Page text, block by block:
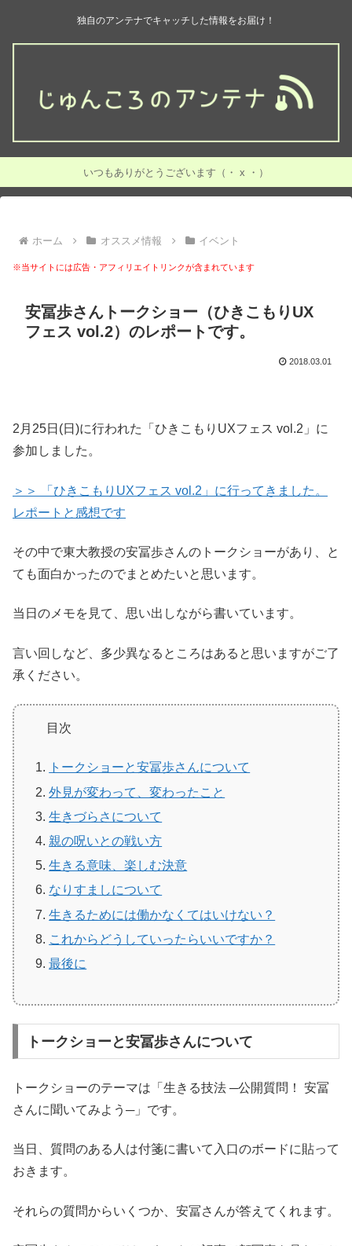
独自のアンテナでキャッチした情報をお届け！
いつもありがとうございます（・ x ・）
ホーム オススメ情報 イベント
※当サイトには広告・アフィリエイトリンクが含まれています
安冨歩さんトークショー（ひきこもりUX
フェス vol.2）のレポートです。
2018.03.01
2月25日(日)に行われた「ひきこもりUXフェス vol.2」に
参加しました。
＞＞ 「ひきこもりUXフェス vol.2」に行ってきました。
レポートと感想です
その中で東大教授の安冨歩さんのトークショーがあり、と
ても面白かったのでまとめたいと思います。
当日のメモを見て、思い出しながら書いています。
言い回しなど、多少異なるところはあると思いますがご了
承ください。
目次
トークショーと安冨歩さんについて
外見が変わって、変わったこと
生きづらさについて
親の呪いとの戦い方
生きる意味、楽しむ決意
なりすましについて
生きるためには働かなくてはいけない？
これからどうしていったらいいですか？
最後に
トークショーと安冨歩さんについて
トークショーのテーマは「生きる技法 ─公開質問！ 安冨
さんに聞いてみよう─」です。
当日、質問のある人は付箋に書いて入口のボードに貼って
おきます。
それらの質問からいくつか、安冨さんが答えてくれます。